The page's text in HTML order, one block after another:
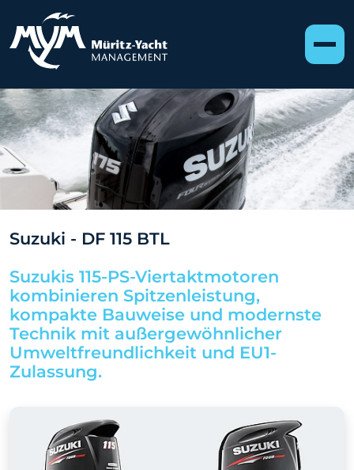
Suzuki - DF 115 BTL
Suzukis 115-PS-Viertaktmotoren
kombinieren Spitzenleistung,
kompakte Bauweise und modernste
Technik mit außergewöhnlicher
Umweltfreundlichkeit und EU1-
Zulassung.